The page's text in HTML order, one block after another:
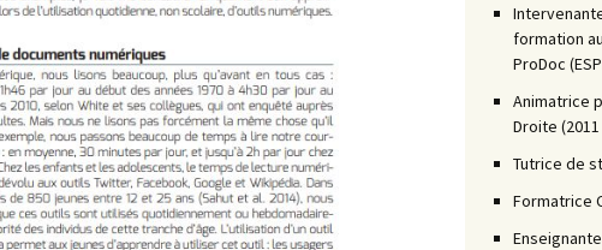
formation
ProDoc
Animatrice
Droite (2011
Tutrice de
Formatrice